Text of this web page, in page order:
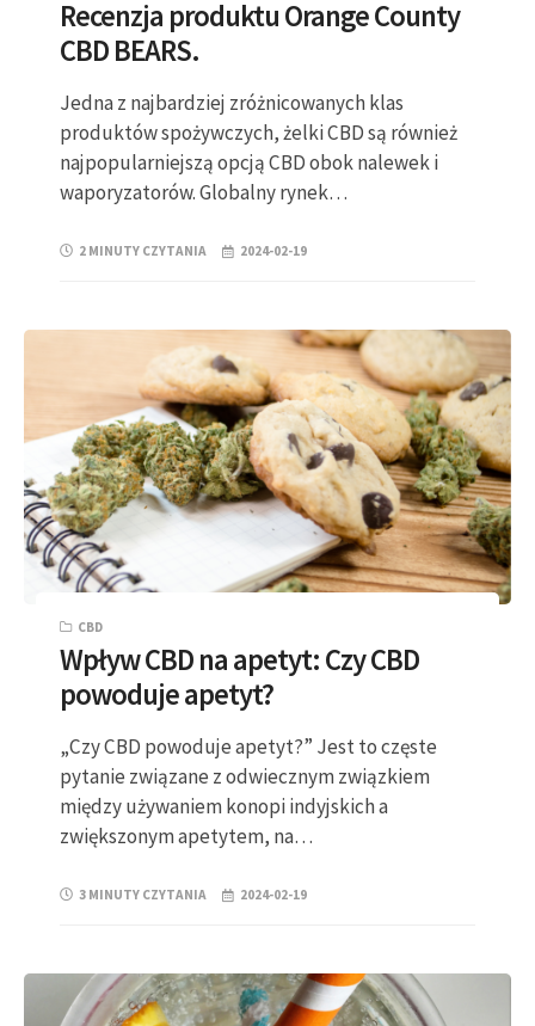
Recenzja produktu Orange County
CBD BEARS.
Jedna z najbardziej zróżnicowanych klas
produktów spożywczych, żelki CBD są również
najpopularniejszą opcją CBD obok nalewek i
waporyzatorów. Globalny rynek…
2 MINUTY CZYTANIA 2024-02-19
CBD
Wpływ CBD na apetyt: Czy CBD
powoduje apetyt?
„Czy CBD powoduje apetyt?” Jest to częste
pytanie związane z odwiecznym związkiem
między używaniem konopi indyjskich a
zwiększonym apetytem, na…
3 MINUTY CZYTANIA 2024-02-19